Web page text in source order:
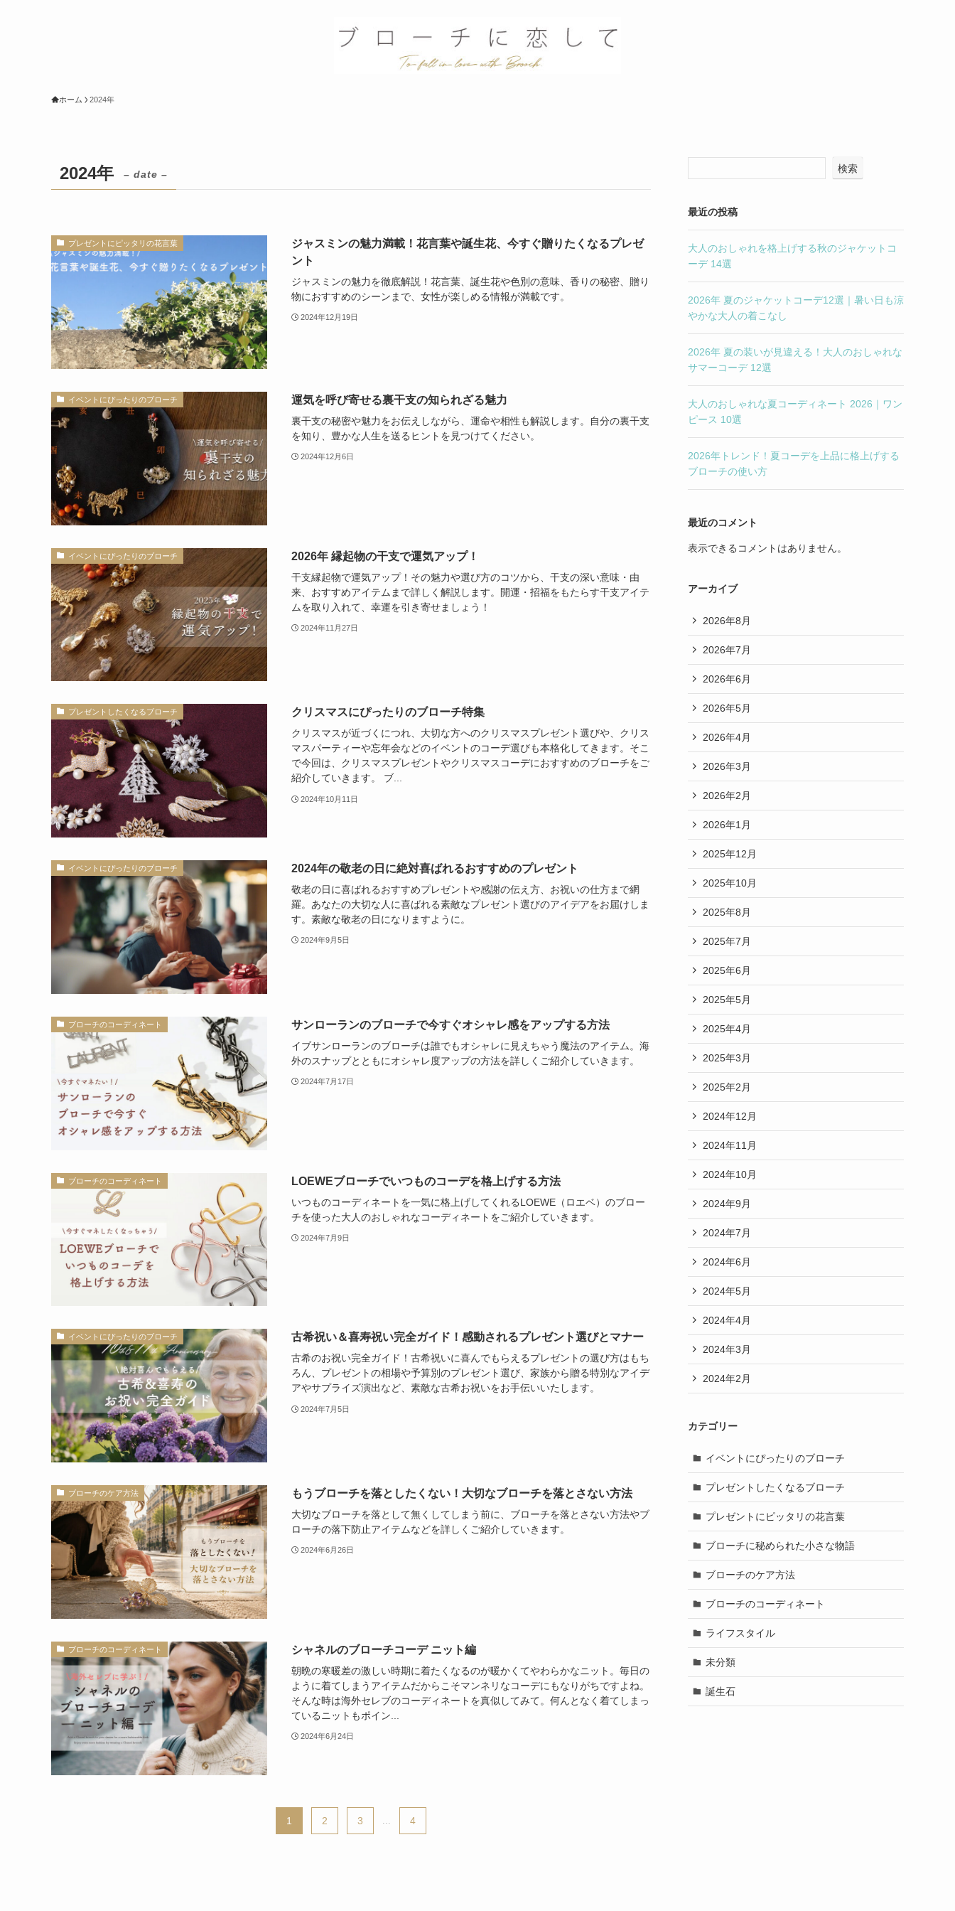
ホーム 2024年
2024年 – date –
プレゼントにピッタリの花言葉
ジャスミンの魅力満載！花言葉や誕生花、今すぐ贈りたくなるプレゼ
ント
ジャスミンの魅力を徹底解説！花言葉、誕生花や色別の意味、香りの秘密、贈り
物におすすめのシーンまで、女性が楽しめる情報が満載です。
2024年12月19日
イベントにぴったりのブローチ 運気を呼び寄せる裏干支の知られざる魅力
裏干支の秘密や魅力をお伝えしながら、運命や相性も解説します。自分の裏干支
を知り、豊かな人生を送るヒントを見つけてください。
2024年12月6日
イベントにぴったりのブローチ 2026年 縁起物の干支で運気アップ！
干支縁起物で運気アップ！その魅力や選び方のコツから、干支の深い意味・由
来、おすすめアイテムまで詳しく解説します。開運・招福をもたらす干支アイテ
ムを取り入れて、幸運を引き寄せましょう！
2024年11月27日
プレゼントしたくなるブローチ クリスマスにぴったりのブローチ特集
クリスマスが近づくにつれ、大切な方へのクリスマスプレゼント選びや、クリス
マスパーティーや忘年会などのイベントのコーデ選びも本格化してきます。そこ
で今回は、クリスマスプレゼントやクリスマスコーデにおすすめのブローチをご
紹介していきます。 ブ...
2024年10月11日
イベントにぴったりのブローチ 2024年の敬老の日に絶対喜ばれるおすすめのプレゼント
敬老の日に喜ばれるおすすめプレゼントや感謝の伝え方、お祝いの仕方まで網
羅。あなたの大切な人に喜ばれる素敵なプレゼント選びのアイデアをお届けしま
す。素敵な敬老の日になりますように。
2024年9月5日
ブローチのコーディネート サンローランのブローチで今すぐオシャレ感をアップする方法
イブサンローランのブローチは誰でもオシャレに見えちゃう魔法のアイテム。海
外のスナップとともにオシャレ度アップの方法を詳しくご紹介していきます。
2024年7月17日
ブローチのコーディネート LOEWEブローチでいつものコーデを格上げする方法
いつものコーディネートを一気に格上げしてくれるLOEWE（ロエベ）のブロー
チを使った大人のおしゃれなコーディネートをご紹介していきます。
2024年7月9日
イベントにぴったりのブローチ 古希祝い＆喜寿祝い完全ガイド！感動されるプレゼント選びとマナー
古希のお祝い完全ガイド！古希祝いに喜んでもらえるプレゼントの選び方はもち
ろん、プレゼントの相場や予算別のプレゼント選び、家族から贈る特別なアイデ
アやサプライズ演出など、素敵な古希お祝いをお手伝いいたします。
2024年7月5日
ブローチのケア方法 もうブローチを落としたくない！大切なブローチを落とさない方法
大切なブローチを落として無くしてしまう前に、ブローチを落とさない方法やブ
ローチの落下防止アイテムなどを詳しくご紹介していきます。
2024年6月26日
ブローチのコーディネート シャネルのブローチコーデ ニット編
朝晩の寒暖差の激しい時期に着たくなるのが暖かくてやわらかなニット。毎日の
ように着てしまうアイテムだからこそマンネリなコーデにもなりがちですよね。
そんな時は海外セレブのコーディネートを真似してみて。何んとなく着てしまっ
ているニットもポイン...
2024年6月24日
1 2 3 4
検索
最近の投稿
大人のおしゃれを格上げする秋のジャケットコ
ーデ 14選
2026年 夏のジャケットコーデ12選｜暑い日も涼
やかな大人の着こなし
2026年 夏の装いが見違える！大人のおしゃれな
サマーコーデ 12選
大人のおしゃれな夏コーディネート 2026｜ワン
ピース 10選
2026年トレンド！夏コーデを上品に格上げする
ブローチの使い方
最近のコメント
表示できるコメントはありません。
アーカイブ
2026年8月
2026年7月
2026年6月
2026年5月
2026年4月
2026年3月
2026年2月
2026年1月
2025年12月
2025年10月
2025年8月
2025年7月
2025年6月
2025年5月
2025年4月
2025年3月
2025年2月
2024年12月
2024年11月
2024年10月
2024年9月
2024年7月
2024年6月
2024年5月
2024年4月
2024年3月
2024年2月
カテゴリー
イベントにぴったりのブローチ
プレゼントしたくなるブローチ
プレゼントにピッタリの花言葉
ブローチに秘められた小さな物語
ブローチのケア方法
ブローチのコーディネート
ライフスタイル
未分類
誕生石